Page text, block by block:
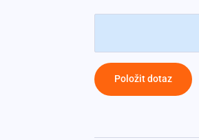
Položit dotaz